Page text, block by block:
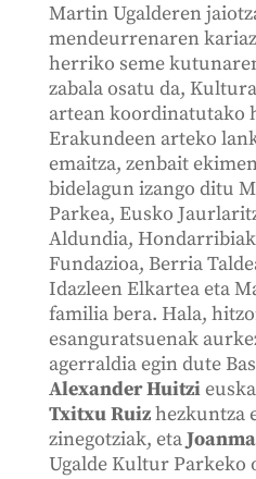
Martin Ugalderen
mendeurrenaren
herriko seme
zabala osatu da,
artean koordinatutako
Erakundeen arteko
emaitza, zenbait
bidelagun izango ditu
Parkea, Eusko
Aldundia,
Fundazioa, Berria
Idazleen Elkartea eta
familia bera. Hala,
esanguratsuenak
agerraldia egin dute
Alexander Huitzi
Txitxu Ruizhezkuntza
zinegotziak, eta
Ugalde Kultur Parkeko